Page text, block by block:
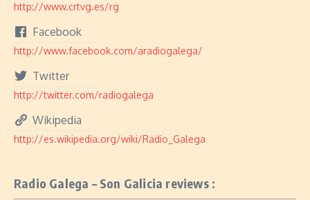
http://www.crtvg.es/rg
Facebook
http://www.facebook.com/aradiogalega/
Twitter
http://twitter.com/radiogalega
Wikipedia
http://es.wikipedia.org/wiki/Radio_Galega
Radio Galega – Son Galicia reviews :